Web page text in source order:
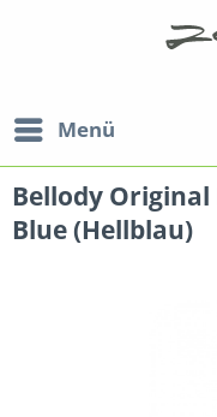
Menü
Bellody
Blue (Hellblau)